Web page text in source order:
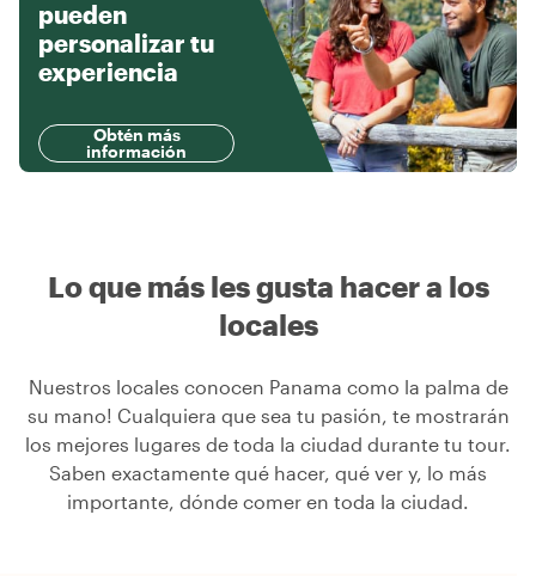
pueden
personalizar tu
experiencia
Obtén más
información
Lo que más les gusta hacer a los
locales
Nuestros locales conocen Panama como la palma de
su mano! Cualquiera que sea tu pasión, te mostrarán
los mejores lugares de toda la ciudad durante tu tour.
Saben exactamente qué hacer, qué ver y, lo más
importante, dónde comer en toda la ciudad.